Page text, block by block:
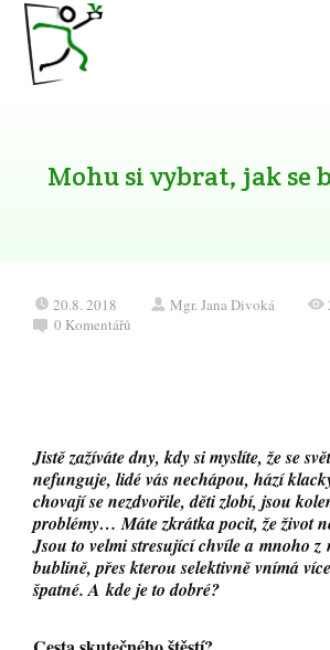
Mohu si vybrat, jak se
20.8. 2018 Mgr. Jana Divoká
0 Komentářů
Jistě zažíváte dny, kdy si myslíte, že se
nefunguje, lidé vás nechápou, hází
chovají se nezdvořile, děti zlobí, jsou
problémy… Máte zkrátka pocit, že život
Jsou to velmi stresující chvíle a mnoho z
bublině, přes kterou selektivně vnímá
špatné. A kde je to dobré?